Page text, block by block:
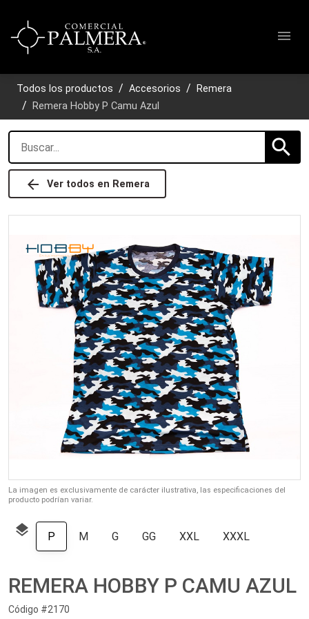
menu
Todos los productos Accesorios
Remera
Remera Hobby P Camu Azul
arrow_back Ver todos en Remera
search
La imagen es exclusivamente de carácter ilustrativa, las especificaciones del
producto podrían variar.
layers P M G GG XXL XXXL
REMERA HOBBY P CAMU AZUL
Código #2170